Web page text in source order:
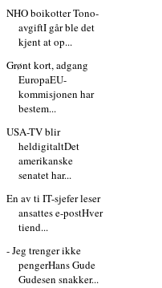
NHO boikotter Tono-
avgiftI går ble det
kjent at op...
Grønt kort, adgang
EuropaEU-
kommisjonen har
bestem...
USA-TV blir
heldigitaltDet
amerikanske
senatet har...
En av ti IT-sjefer leser
ansattes e-postHver
tiend...
- Jeg trenger ikke
pengerHans Gude
Gudesen snakker...